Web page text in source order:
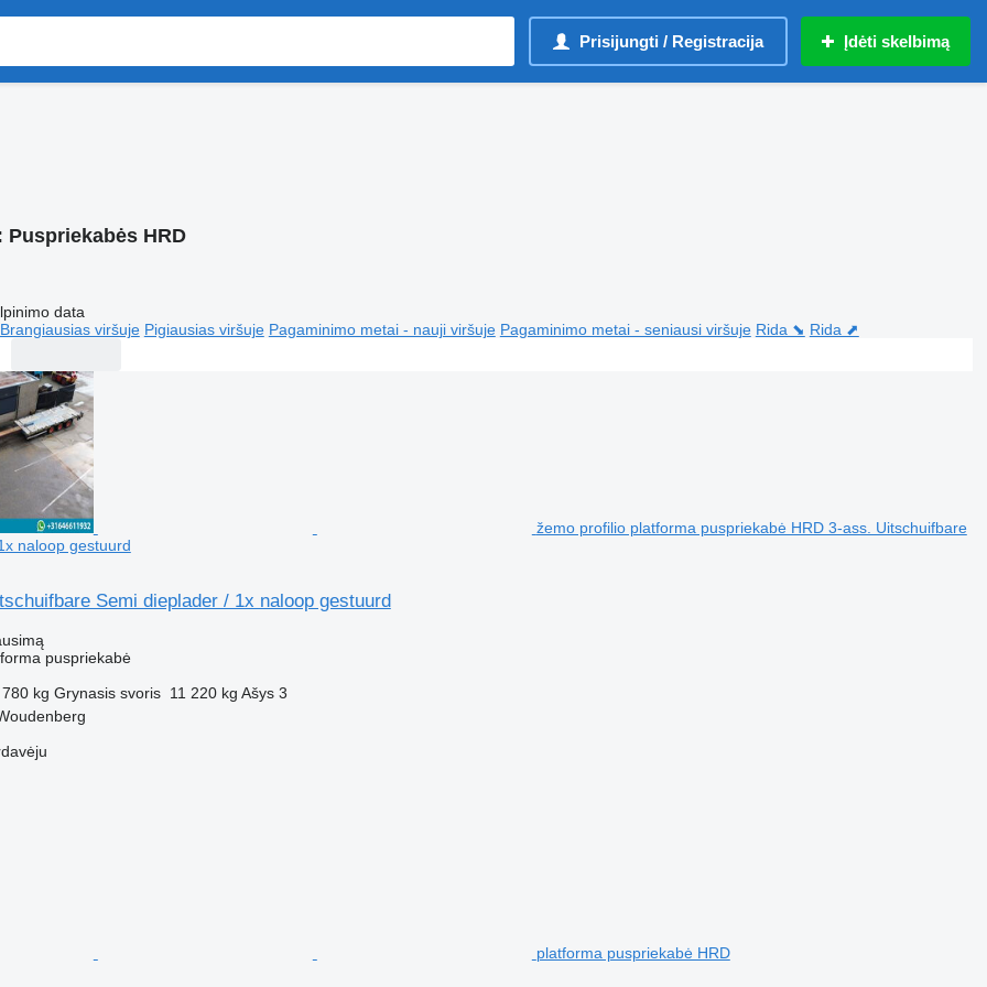
Prisijungti / Registracija Įdėti skelbimą
Puspriekabės HRD
data
Brangiausias viršuje Pigiausias viršuje Pagaminimo metai - nauji viršuje Pagaminimo metai - seniausi viršuje Rida ⬊ Rida ⬈
žemo profilio platforma puspriekabė HRD 3-ass. Uitschuifbare
naloop gestuurd
Semi dieplader / 1x naloop gestuurd
puspriekabė
kg Grynasis svoris 11 220 kg Ašys 3
platforma puspriekabė HRD